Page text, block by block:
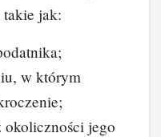
takie jak:
w którym
okoliczności jego